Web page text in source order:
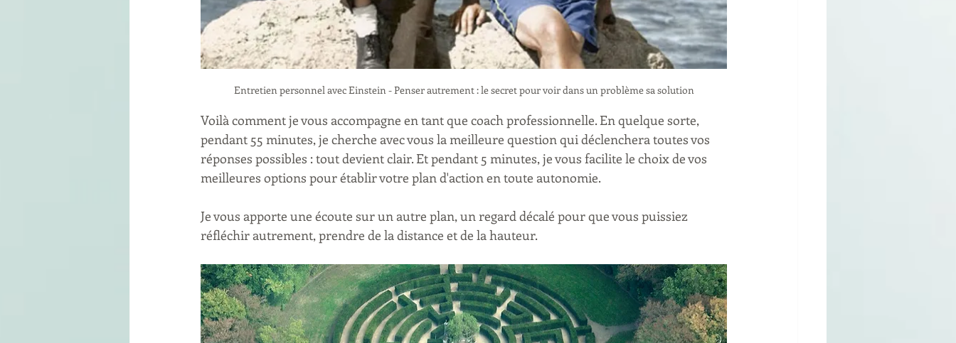
Entretien personnel avec Einstein - Penser autrement : le secret pour voir dans un problème sa solution
Voilà comment je vous accompagne en tant que coach professionnelle. En quelque sorte,
pendant 55 minutes, je cherche avec vous la meilleure question qui déclenchera toutes vos
réponses possibles : tout devient clair. Et pendant 5 minutes, je vous facilite le choix de vos
meilleures options pour établir votre plan d'action en toute autonomie.
Je vous apporte une écoute sur un autre plan, un regard décalé pour que vous puissiez
réfléchir autrement, prendre de la distance et de la hauteur.